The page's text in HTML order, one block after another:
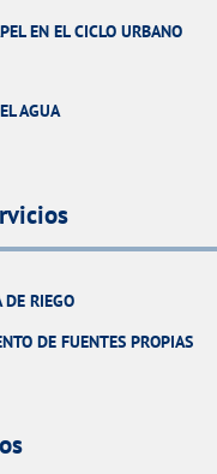
EN EL CICLO URBANO
AGUA
DE RIEGO
DE FUENTES PROPIAS